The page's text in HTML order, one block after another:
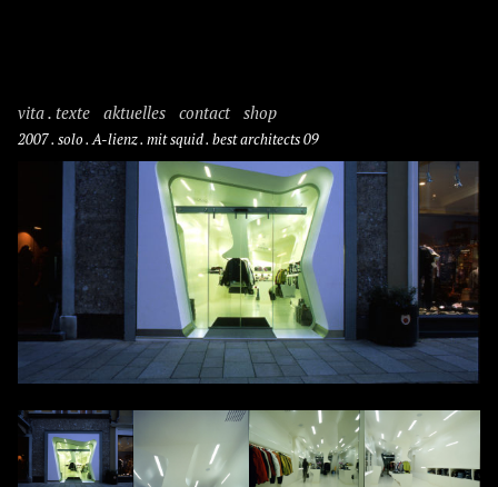
vita . texte aktuelles contact shop
2007 . solo . A-lienz . mit squid . best architects 09